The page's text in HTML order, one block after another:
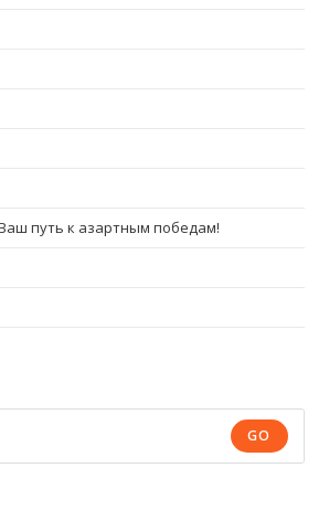
путь к азартным победам!
GO